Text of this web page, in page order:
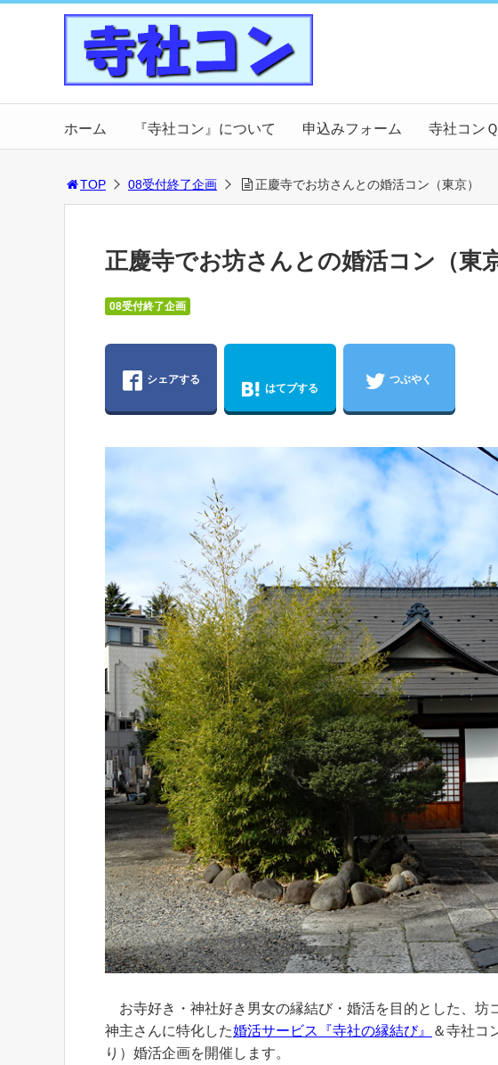
ホーム 『寺社コン』について 申込みフォーム 寺社コン
TOP 08受付終了企画 正慶寺でお坊さんとの婚活コン（東京）
正慶寺でお坊さんとの婚活コン（東京
08受付終了企画
シェアする
はてブする
つぶやく
お寺好き・神社好き男女の縁結び・婚活を目的とした、
神主さんに特化した婚活サービス『寺社の縁結び』
＆寺社コ
り）婚活企画を開催します。